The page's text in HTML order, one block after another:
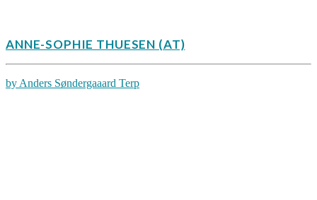
ANNE-SOPHIE THUESEN (AT)
by Anders Søndergaaard Terp